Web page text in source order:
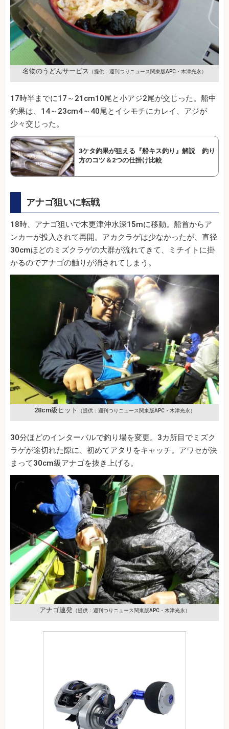
名物のうどんサービス （提供：週刊つりニュース関東版APC・木津光永）
17時半までに17～21cm10尾と小アジ2尾が交じった。船中
釣果は、14～23cm4～40尾とイシモチにカレイ、アジが
少々交じった。
3ケタ釣果が狙える『船キス釣り』解説 釣り
方のコツ＆2つの仕掛け比較
アナゴ狙いに転戦
18時、アナゴ狙いで木更津沖水深15mに移動。船首からア
ンカーが投入されて再開。アカクラゲは少なかったが、直径
30cmほどのミズクラゲの大群が流れてきて、ミチイトに掛
かるのでアナゴの触りが消されてしまう。
28cm級ヒット （提供：週刊つりニュース関東版APC・木津光永）
30分ほどのインターバルで釣り場を変更。3カ所目でミズク
ラゲが途切れた隙に、初めてアタリをキャッチ。アワセが決
まって30cm級アナゴを抜き上げる。
アナゴ連発 （提供：週刊つりニュース関東版APC・木津光永）